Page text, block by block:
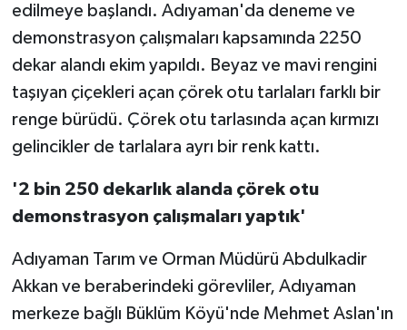
edilmeye başlandı. Adıyaman'da deneme ve
demonstrasyon çalışmaları kapsamında 2250
dekar alandı ekim yapıldı. Beyaz ve mavi rengini
taşıyan çiçekleri açan çörek otu tarlaları farklı bir
renge bürüdü. Çörek otu tarlasında açan kırmızı
gelincikler de tarlalara ayrı bir renk kattı.
'2 bin 250 dekarlık alanda çörek otu
demonstrasyon çalışmaları yaptık'
Adıyaman Tarım ve Orman Müdürü Abdulkadir
Akkan ve beraberindeki görevliler, Adıyaman
merkeze bağlı Büklüm Köyü'nde Mehmet Aslan'ın